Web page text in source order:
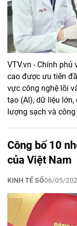
VTV.vn - Chính
cao được ưu tiên
vực công nghệ lõi
tạo (AI), dữ liệu
lượng sạch và
Công bố 10
của Việt Nam
KINH TẾ SỐ06/05/